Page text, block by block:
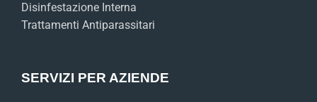
Disinfestazione Interna
Trattamenti Antiparassitari
SERVIZI PER AZIENDE